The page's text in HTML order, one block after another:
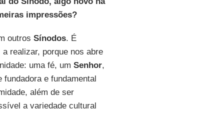
impressões?
outros Sínodos. É
realizar, porque nos abre
uma fé, um Senhor,
e fundamental
além de ser
a variedade cultural